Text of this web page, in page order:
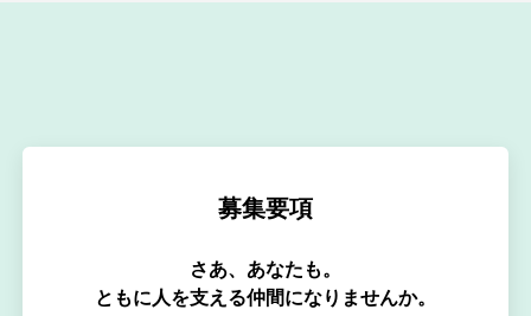
募集要項
さあ、あなたも。
ともに人を支える仲間になりませんか。